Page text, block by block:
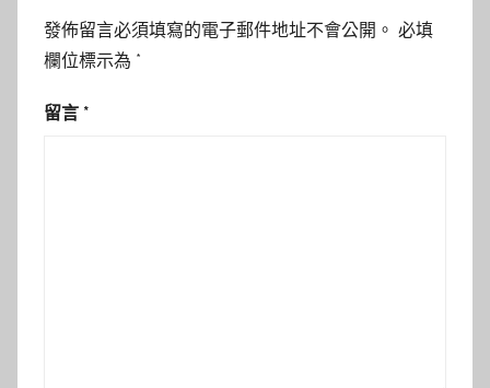
發佈留言必須填寫的電子郵件地址不會公開。 必填
欄位標示為 *
留言 *